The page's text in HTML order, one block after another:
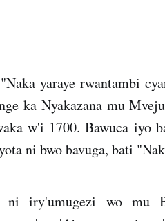
yaraye rwantambi
ka Nyakazana mu
w'i 1700. Bawuca iyo
ni bwo bavuga, bati
ni iry'umugezi wo mu